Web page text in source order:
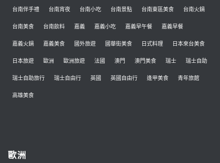
台南伴手禮 台南宵夜 台南小吃 台南景點 台南東區美食 台南火鍋
台南美食 台南飲料 嘉義 嘉義小吃 嘉義早午餐 嘉義早餐
嘉義火鍋 嘉義美食 國外旅遊 國華街美食 日式料理 日本來台美食
日本旅遊 歐洲 歐洲旅遊 法國 澳門 澳門美食 瑞士 瑞士自助
瑞士自助旅行 瑞士自由行 英國 英國自由行 逢甲美食 青年旅館
高雄美食
歐洲